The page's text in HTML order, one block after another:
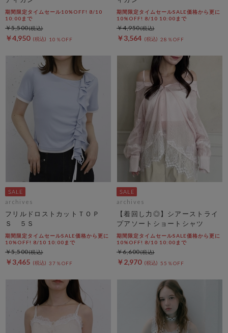
期間限定タイムセール10%OFF! 8/10
10:00まで
￥4,950 10％OFF
￥5,500
期間限定タイムセールSALE価格から更に
10%OFF! 8/10 10:00まで
￥3,564 28％OFF
￥4,950
archives
フリルドロストカットＴＯＰ
Ｓ ５Ｓ
期間限定タイムセールSALE価格から更に
10%OFF! 8/10 10:00まで
￥3,465 37％OFF
￥5,500
archives
【着回し力◎】シアーストライ
プアソートショートシャツ
期間限定タイムセールSALE価格から更に
10%OFF! 8/10 10:00まで
￥2,970 55％OFF
￥6,600